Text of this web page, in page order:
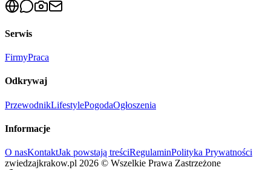
Serwis
FirmyPraca
Odkrywaj
PrzewodnikLifestylePogodaOgłoszenia
Informacje
O nasKontaktJak powstają treściRegulaminPolityka Prywatności
zwiedzajkrakow.pl 2026 © Wszelkie Prawa Zastrzeżone